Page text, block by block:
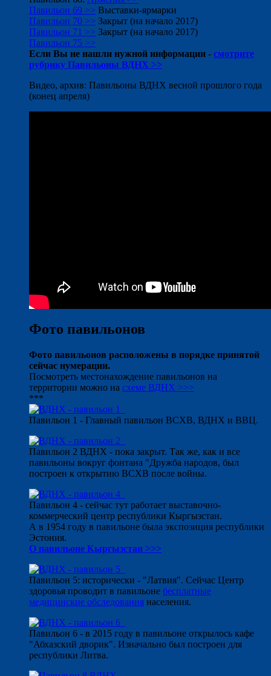
Павильон 69 >> Выставки-ярмарки
Павильон 70 >> Закрыт (на начало 2017)
Павильон 71 >> Закрыт (на начало 2017)
Павильон 75 >>
Если Вы не нашли нужной информации - смотрите
рубрику Павильоны ВДНХ >>
Видео, архив: Павильоны ВДНХ весной прошлого года
(конец апреля)
Фото павильонов
Фото павильонов расположены в порядке принятой
сейчас нумерации.
Посмотреть местонахождение павильонов на
территории можно на схеме ВДНХ >>>
***
Павильон 1 - Главный павильон ВСХВ, ВДНХ и ВВЦ.
Павильон 2 ВДНХ - пока закрыт. Так же, как и все
павильоны вокруг фонтана "Дружба народов, был
построен к открытию ВСХВ после войны.
Павильон 4 - сейчас тут работает выставочно-
коммерческий центр республики Кыргызстан.
А в 1954 году в павильоне была экспозиция республики
Эстония.
О павильоне Кыргызстан >>>
Павильон 5: исторически - "Латвия". Сейчас Центр
здоровья проводит в павильоне бесплатные
медицинские обследования населения.
Павильон 6 - в 2015 году в павильоне открылось кафе
"Абхазский дворик". Изначально был построен для
республики Литва.